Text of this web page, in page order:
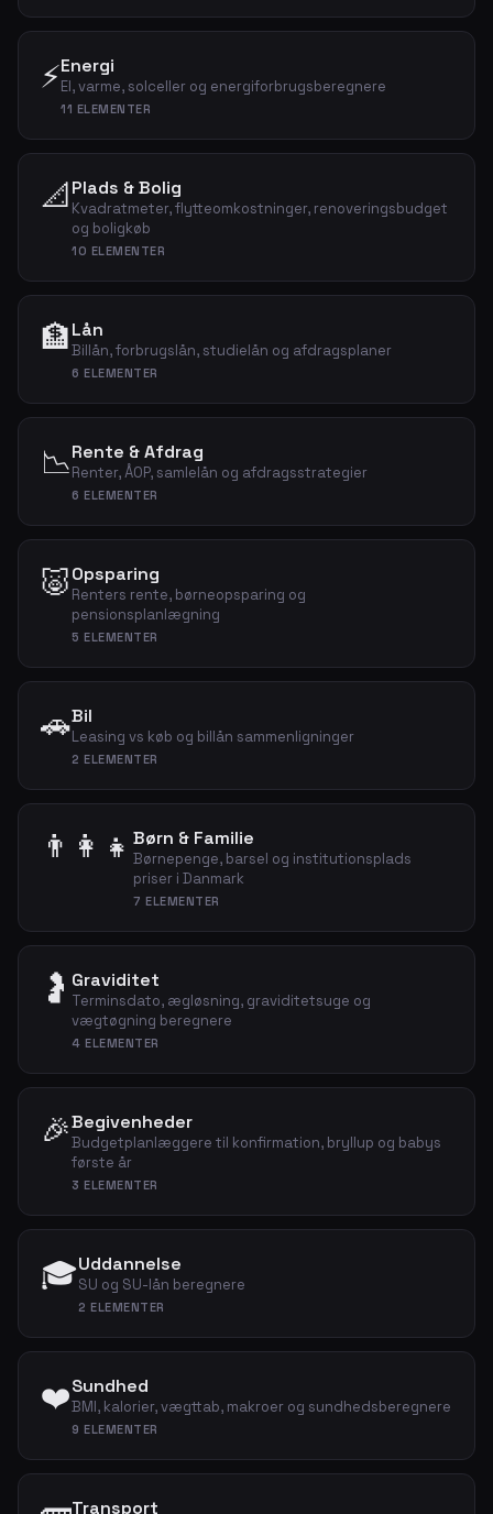
⚡Energi
El, varme, solceller og energiforbrugsberegnere
11 ELEMENTER
📐Plads & Bolig
Kvadratmeter, flytteomkostninger, renoveringsbudget
og boligkøb
10 ELEMENTER
🏦Lån
Billån, forbrugslån, studielån og afdragsplaner
6 ELEMENTER
📉Rente & Afdrag
Renter, ÅOP, samlelån og afdragsstrategier
6 ELEMENTER
🐷Opsparing
Renters rente, børneopsparing og
pensionsplanlægning
5 ELEMENTER
🚗Bil
Leasing vs køb og billån sammenligninger
2 ELEMENTER
👨‍👩‍👧 Børn & Familie
Børnepenge, barsel og institutionsplads
priser i Danmark
7 ELEMENTER
🤰 Graviditet
Terminsdato, ægløsning, graviditetsuge og
vægtøgning beregnere
4 ELEMENTER
🎉Begivenheder
Budgetplanlæggere til konfirmation, bryllup og babys
første år
3 ELEMENTER
🎓Uddannelse
SU og SU-lån beregnere
2 ELEMENTER
❤️Sundhed
BMI, kalorier, vægttab, makroer og sundhedsberegnere
9 ELEMENTER
Transport